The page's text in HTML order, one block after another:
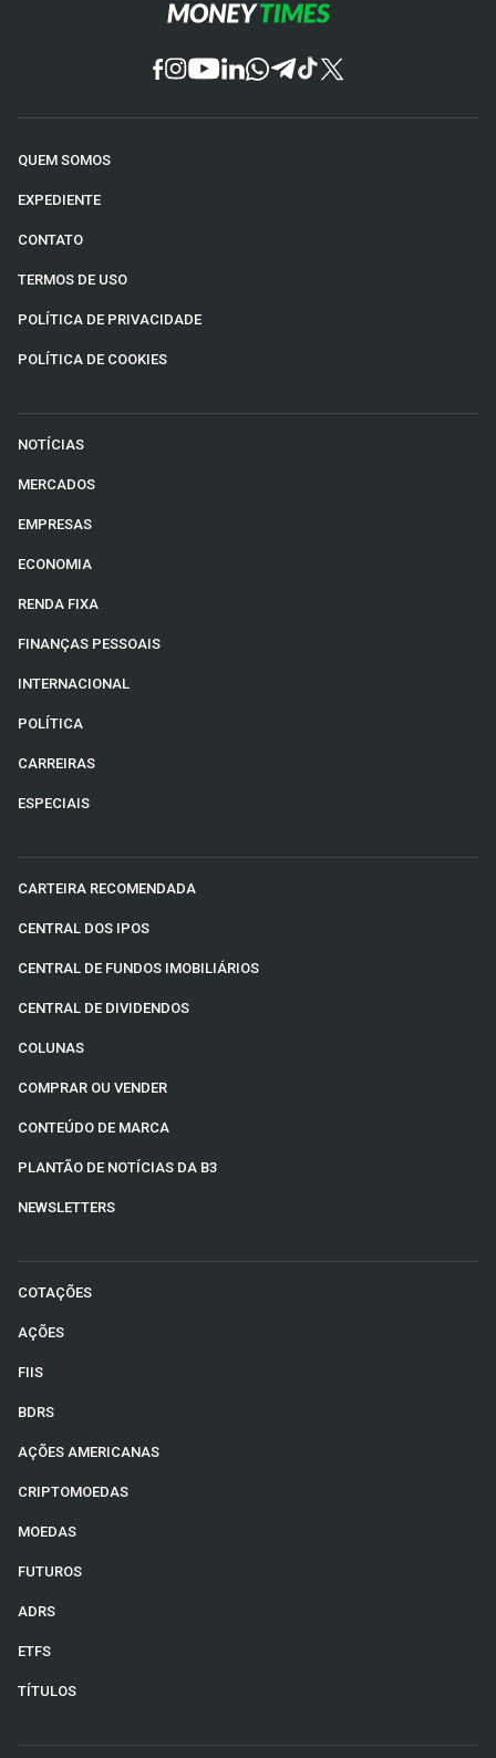
QUEM SOMOS
EXPEDIENTE
CONTATO
TERMOS DE USO
POLÍTICA DE PRIVACIDADE
POLÍTICA DE COOKIES
NOTÍCIAS
MERCADOS
EMPRESAS
ECONOMIA
RENDA FIXA
FINANÇAS PESSOAIS
INTERNACIONAL
POLÍTICA
CARREIRAS
ESPECIAIS
CARTEIRA RECOMENDADA
CENTRAL DOS IPOS
CENTRAL DE FUNDOS IMOBILIÁRIOS
CENTRAL DE DIVIDENDOS
COLUNAS
COMPRAR OU VENDER
CONTEÚDO DE MARCA
PLANTÃO DE NOTÍCIAS DA B3
NEWSLETTERS
COTAÇÕES
AÇÕES
FIIS
BDRS
AÇÕES AMERICANAS
CRIPTOMOEDAS
MOEDAS
FUTUROS
ADRS
ETFS
TÍTULOS